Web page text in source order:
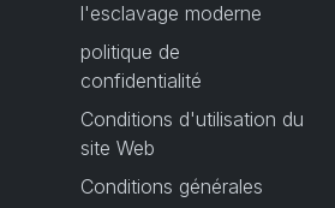
l'esclavage moderne
politique de
confidentialité
Conditions d'utilisation du
site Web
Conditions générales